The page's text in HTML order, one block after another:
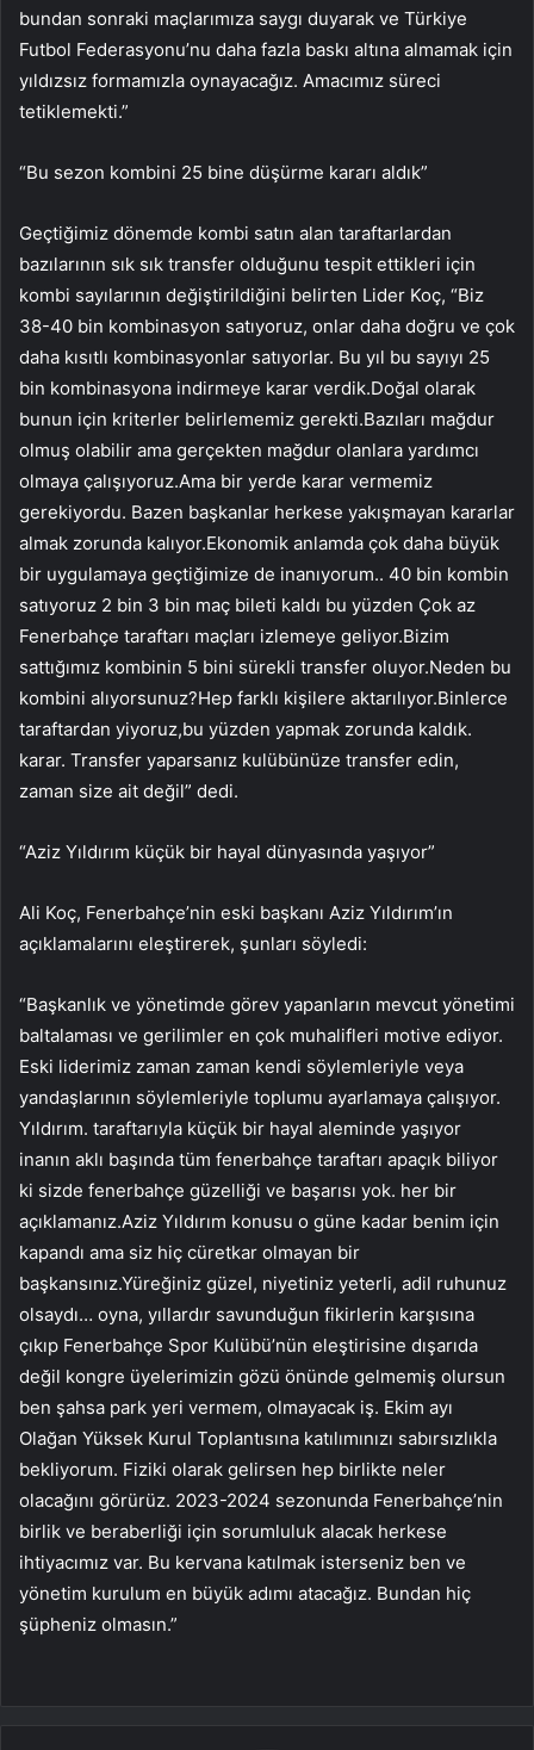
bundan sonraki maçlarımıza saygı duyarak ve Türkiye
Futbol Federasyonu’nu daha fazla baskı altına almamak için
yıldızsız formamızla oynayacağız. Amacımız süreci
tetiklemekti.”
“Bu sezon kombini 25 bine düşürme kararı aldık”
Geçtiğimiz dönemde kombi satın alan taraftarlardan
bazılarının sık sık transfer olduğunu tespit ettikleri için
kombi sayılarının değiştirildiğini belirten Lider Koç, “Biz
38-40 bin kombinasyon satıyoruz, onlar daha doğru ve çok
daha kısıtlı kombinasyonlar satıyorlar. Bu yıl bu sayıyı 25
bin kombinasyona indirmeye karar verdik.Doğal olarak
bunun için kriterler belirlememiz gerekti.Bazıları mağdur
olmuş olabilir ama gerçekten mağdur olanlara yardımcı
olmaya çalışıyoruz.Ama bir yerde karar vermemiz
gerekiyordu. Bazen başkanlar herkese yakışmayan kararlar
almak zorunda kalıyor.Ekonomik anlamda çok daha büyük
bir uygulamaya geçtiğimize de inanıyorum.. 40 bin kombin
satıyoruz 2 bin 3 bin maç bileti kaldı bu yüzden Çok az
Fenerbahçe taraftarı maçları izlemeye geliyor.Bizim
sattığımız kombinin 5 bini sürekli transfer oluyor.Neden bu
kombini alıyorsunuz?Hep farklı kişilere aktarılıyor.Binlerce
taraftardan yiyoruz,bu yüzden yapmak zorunda kaldık.
karar. Transfer yaparsanız kulübünüze transfer edin,
zaman size ait değil” dedi.
“Aziz Yıldırım küçük bir hayal dünyasında yaşıyor”
Ali Koç, Fenerbahçe’nin eski başkanı Aziz Yıldırım’ın
açıklamalarını eleştirerek, şunları söyledi:
“Başkanlık ve yönetimde görev yapanların mevcut yönetimi
baltalaması ve gerilimler en çok muhalifleri motive ediyor.
Eski liderimiz zaman zaman kendi söylemleriyle veya
yandaşlarının söylemleriyle toplumu ayarlamaya çalışıyor.
Yıldırım. taraftarıyla küçük bir hayal aleminde yaşıyor
inanın aklı başında tüm fenerbahçe taraftarı apaçık biliyor
ki sizde fenerbahçe güzelliği ve başarısı yok. her bir
açıklamanız.Aziz Yıldırım konusu o güne kadar benim için
kapandı ama siz hiç cüretkar olmayan bir
başkansınız.Yüreğiniz güzel, niyetiniz yeterli, adil ruhunuz
olsaydı… oyna, yıllardır savunduğun fikirlerin karşısına
çıkıp Fenerbahçe Spor Kulübü’nün eleştirisine dışarıda
değil kongre üyelerimizin gözü önünde gelmemiş olursun
ben şahsa park yeri vermem, olmayacak iş. Ekim ayı
Olağan Yüksek Kurul Toplantısına katılımınızı sabırsızlıkla
bekliyorum. Fiziki olarak gelirsen hep birlikte neler
olacağını görürüz. 2023-2024 sezonunda Fenerbahçe’nin
birlik ve beraberliği için sorumluluk alacak herkese
ihtiyacımız var. Bu kervana katılmak isterseniz ben ve
yönetim kurulum en büyük adımı atacağız. Bundan hiç
şüpheniz olmasın.”